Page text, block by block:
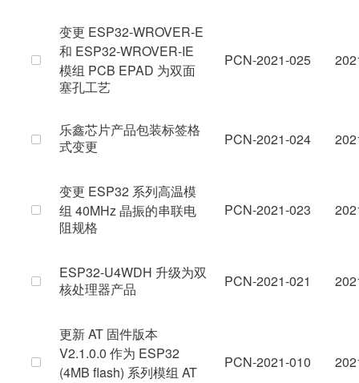
变更 ESP32-WROVER-E
和 ESP32-WROVER-IE
模组 PCB EPAD 为双面
塞孔工艺
PCN-2021-025
乐鑫芯片产品包装标签格
式变更
PCN-2021-024
变更 ESP32 系列高温模
组 40MHz 晶振的串联电
阻规格
PCN-2021-023
ESP32-U4WDH 升级为双
核处理器产品
PCN-2021-021
更新 AT 固件版本
V2.1.0.0 作为 ESP32
(4MB flash) 系列模组 AT
PCN-2021-010